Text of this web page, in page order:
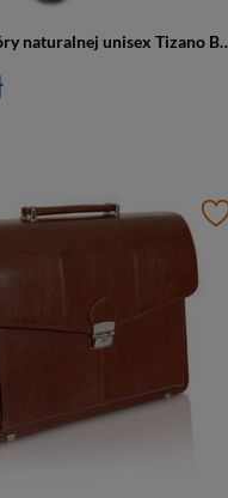
Aktówka ze skóry naturalnej